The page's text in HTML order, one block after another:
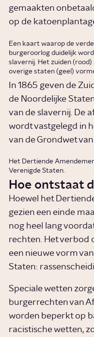
gemaakten
op de
Een kaart waarop de
burgeroorlog duidelijk
slavernij. Het zuiden
overige staten (geel)
In 1865 geven de
de Noordelijke
van de slavernij. De
wordt vastgelegd in
van de Grondwet
Het Dertiende
Verenigde Staten.
Hoe ontstaat
Hoewel het
gezien een einde
nog heel lang
rechten. Het verbod
een nieuwe vorm
Staten:
Speciale wetten
burgerrechten van
worden beperkt op
racistische wetten,